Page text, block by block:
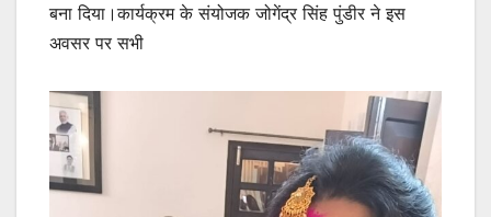
बना दिया।कार्यक्रम के संयोजक जोगेंद्र सिंह पुंडीर ने इस
अवसर पर सभी